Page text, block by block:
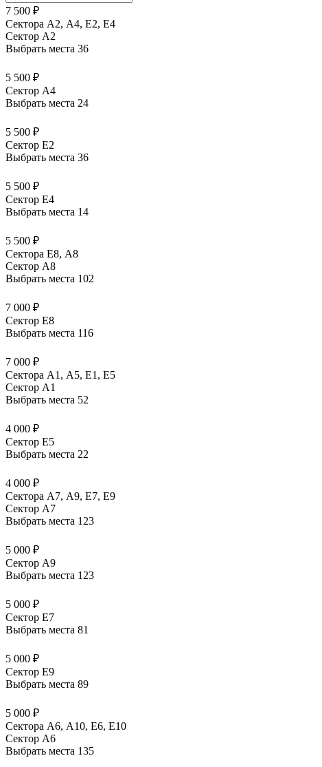
7 500 ₽
Сектора А2, А4, Е2, Е4
Сектор A2
Выбрать места 36
5 500 ₽
Сектор A4
Выбрать места 24
5 500 ₽
Сектор E2
Выбрать места 36
5 500 ₽
Сектор E4
Выбрать места 14
5 500 ₽
Сектора Е8, А8
Сектор A8
Выбрать места 102
7 000 ₽
Сектор E8
Выбрать места 116
7 000 ₽
Сектора А1, А5, Е1, Е5
Сектор A1
Выбрать места 52
4 000 ₽
Сектор E5
Выбрать места 22
4 000 ₽
Сектора А7, А9, Е7, Е9
Сектор A7
Выбрать места 123
5 000 ₽
Сектор A9
Выбрать места 123
5 000 ₽
Сектор E7
Выбрать места 81
5 000 ₽
Сектор E9
Выбрать места 89
5 000 ₽
Сектора А6, А10, Е6, Е10
Сектор A6
Выбрать места 135